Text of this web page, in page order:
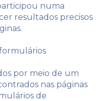
numa
resultados precisos
por meio de um
nas páginas
de